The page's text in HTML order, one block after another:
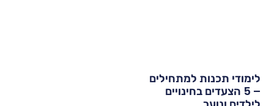
תכנות למתחילים
– 5 הצעדים בחינויים